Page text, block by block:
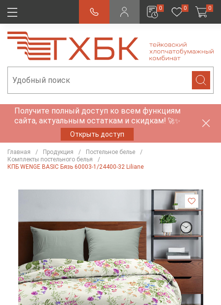
0 0 0
Получите полный доступ ко всем функциям
сайта, актуальным остаткам и скидкам! 🚀✨
Открыть доступ
Главная Продукция
Постельное белье
Комплекты постельного белья
КПБ WENGE BASIC Бязь 60003-1/24400-32 Liliane